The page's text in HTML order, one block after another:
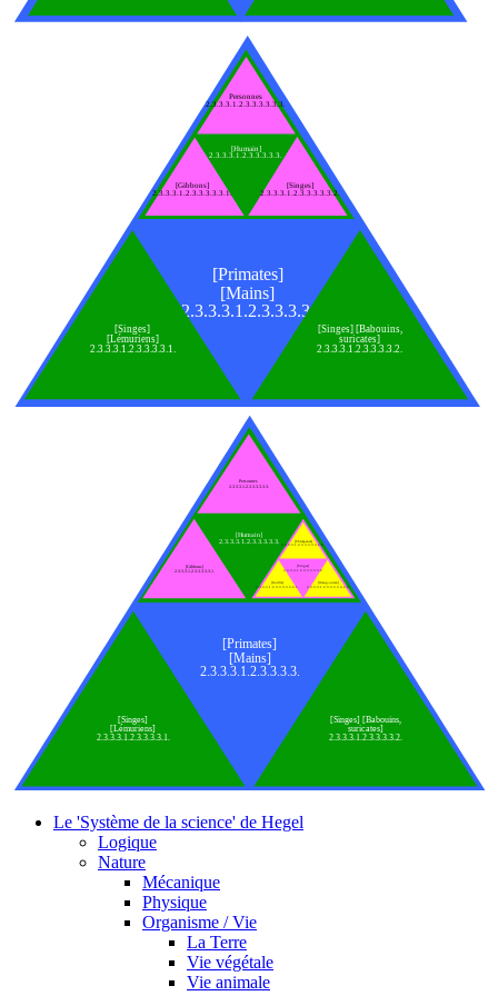
[Primates]
[Mains]
2.3.3.3.1.2.3.3.3.3.
[Singes]
[Lémuriens]
2.3.3.3.1.2.3.3.3.3.1.
[Singes] [Babouins,
suricates]
2.3.3.3.1.2.3.3.3.3.2.
[Humain]
2.3.3.3.1.2.3.3.3.3.3.
[Gibbons]
2.3.3.3.1.2.3.3.3.3.3.1.
[Singes]
2.3.3.3.1.2.3.3.3.3.3.2.
Personnes
2.3.3.3.1.2.3.3.3.3.3.3.
[Primates]
[Mains]
2.3.3.3.1.2.3.3.3.3.
[Singes]
[Lémuriens]
2.3.3.3.1.2.3.3.3.3.1.
[Singes] [Babouins,
suricates]
2.3.3.3.1.2.3.3.3.3.2.
[Humain]
2.3.3.3.1.2.3.3.3.3.3.
[Gibbons]
2.3.3.3.1.2.3.3.3.3.3.1.
[Singes]
2.3.3.3.1.2.3.3.3.3.3.2.
[Gorille]
2.3.3.3.1.2.3.3.3.3.3.2.1.
[Orang-outan]
2.3.3.3.1.2.3.3.3.3.3.2.2.
[Chimpanzé]
2.3.3.3.1.2.3.3.3.3.3.2.3.
Personnes
2.3.3.3.1.2.3.3.3.3.3.3.
Le 'Système de la science' de Hegel
Logique
Nature
Mécanique
Physique
Organisme / Vie
La Terre
Vie végétale
Vie animale